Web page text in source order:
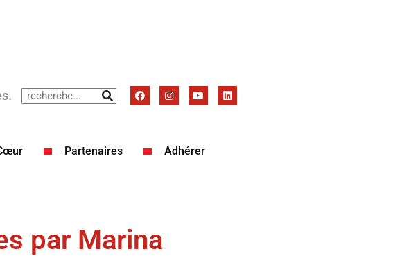
Partenaires Adhérer
par Marina